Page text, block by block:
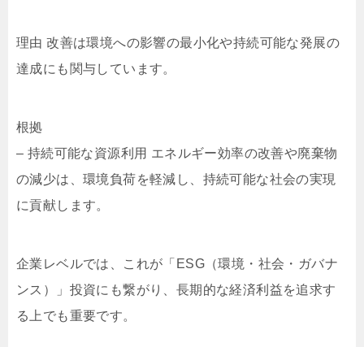
理由 改善は環境への影響の最小化や持続可能な発展の
達成にも関与しています。
根拠
– 持続可能な資源利用 エネルギー効率の改善や廃棄物
の減少は、環境負荷を軽減し、持続可能な社会の実現
に貢献します。
企業レベルでは、これが「ESG（環境・社会・ガバナ
ンス）」投資にも繋がり、長期的な経済利益を追求す
る上でも重要です。